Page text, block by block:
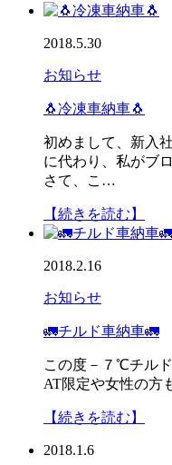
2018.5.30
お知らせ
🐧冷凍車納車🐧
初めまして、新入
に代わり、私がブ
さて、こ…
【続きを読む】
2018.2.16
お知らせ
🚛チルド車納車🚛
この度－７℃チル
AT限定や女性の
【続きを読む】
2018.1.6